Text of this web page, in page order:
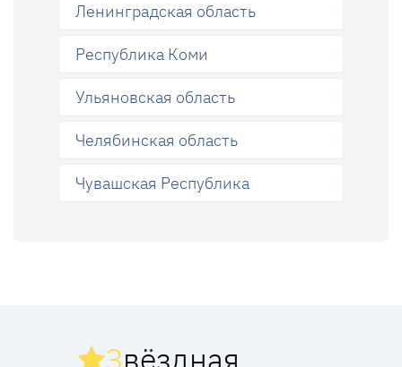
Ленинградская область
Республика Коми
Ульяновская область
Челябинская область
Чувашская Республика
Звёздная